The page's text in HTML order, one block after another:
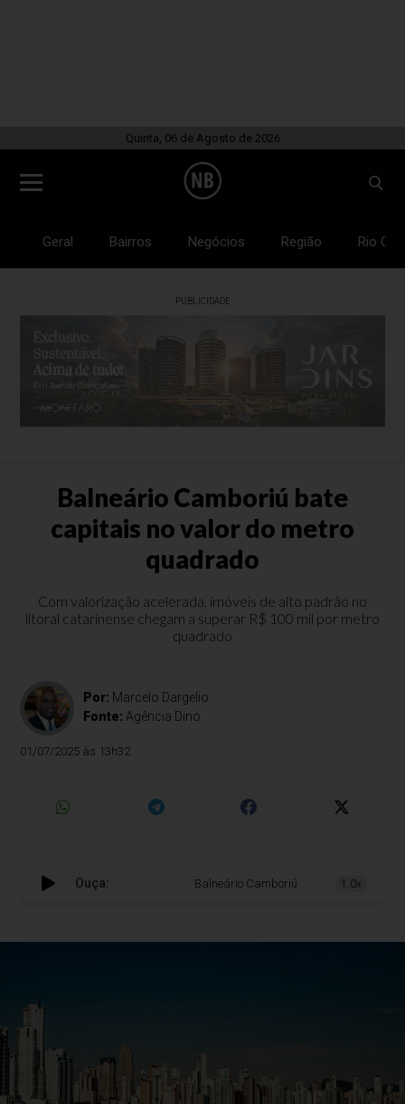
Quinta, 06 de Agosto de 2026
Geral Bairros Negócios Região Rio
PUBLICIDADE
Balneário Camboriú bate
capitais no valor do metro
quadrado
Com valorização acelerada, imóveis de alto padrão no
litoral catarinense chegam a superar R$ 100 mil por metro
quadrado
Por: Marcelo Dargelio
Fonte: Agência Dino
01/07/2025 às 13h32
Ouça: Balneário Camboriú bate capitais no valor
1.0x